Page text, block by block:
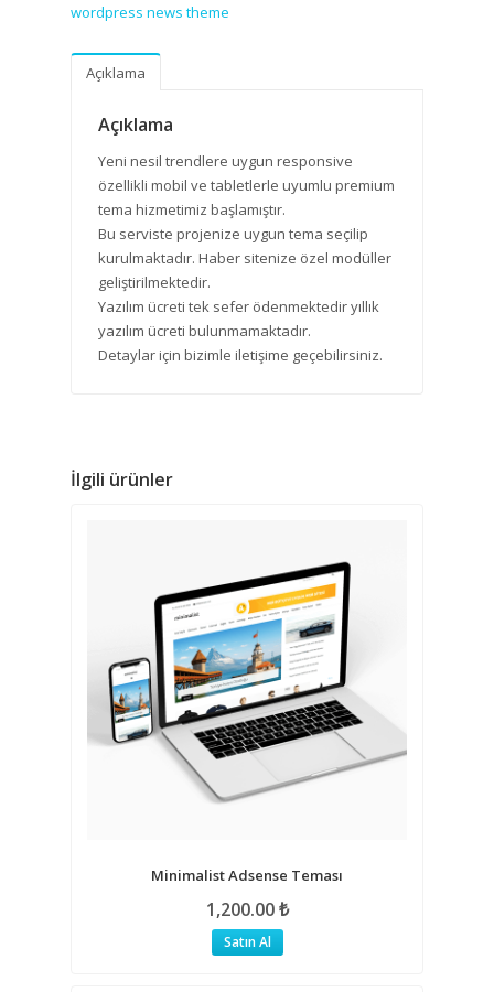
wordpress news theme
Açıklama
Açıklama
Yeni nesil trendlere uygun responsive
özellikli mobil ve tabletlerle uyumlu premium
tema hizmetimiz başlamıştır.
Bu serviste projenize uygun tema seçilip
kurulmaktadır. Haber sitenize özel modüller
geliştirilmektedir.
Yazılım ücreti tek sefer ödenmektedir yıllık
yazılım ücreti bulunmamaktadır.
Detaylar için bizimle iletişime geçebilirsiniz.
İlgili ürünler
Minimalist Adsense Teması
1,200.00₺
Satın Al